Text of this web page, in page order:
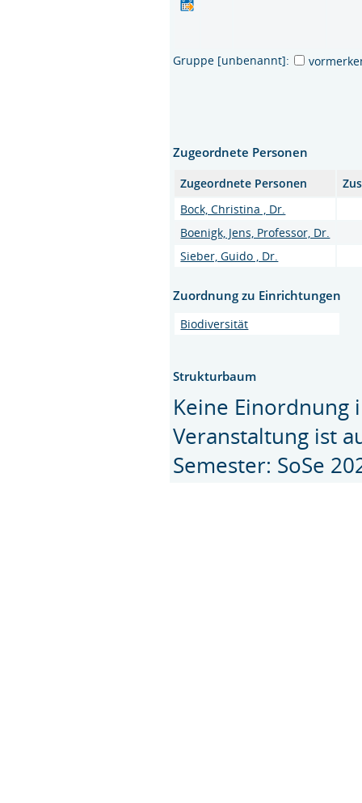
Gruppe [unbenannt]:
Zugeordnete Personen
Zugeordnete Personen
Bock, Christina , Dr.
Boenigk, Jens, Professor, Dr.
Sieber, Guido , Dr.
Zuordnung zu Einrichtungen
Biodiversität
Strukturbaum
Keine Einordnung
Veranstaltung ist
Semester: SoSe